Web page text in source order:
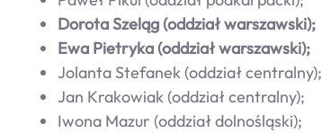
Dorota Szeląg (oddział warszawski);
Ewa Pietryka (oddział warszawski);
Jolanta Stefanek (oddział centralny);
Jan Krakowiak (oddział centralny);
Iwona Mazur (oddział dolnośląski);